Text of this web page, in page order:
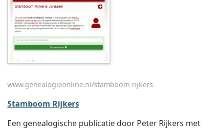
www.genealogieonline.nl/stamboom-rijkers
Stamboom Rijkers
Een genealogische publicatie door Peter Rijkers met